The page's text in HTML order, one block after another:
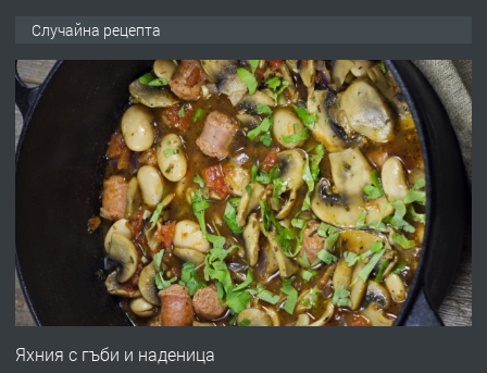
АПАРТАМЕНТ В ЦЕНТЪРА НА ГР.
ХАСКОВО
преди 3 дни
Давам гараж под наем
преди 3 дни
ПРЕДЛАГА
№4120 Магазин/Офис под наем в кв.
градската градина!
Случайна рецепта
Яхния с гъби и наденица